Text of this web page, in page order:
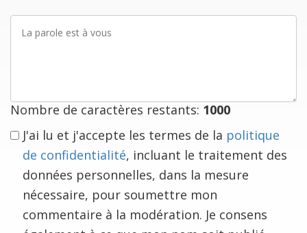
parole
Nombre de caractères restants: 1000
J'ai lu et j'accepte les termes de la politique
de confidentialité, incluant le traitement des
données personnelles, dans la mesure
nécessaire, pour soumettre mon
commentaire à la modération. Je consens